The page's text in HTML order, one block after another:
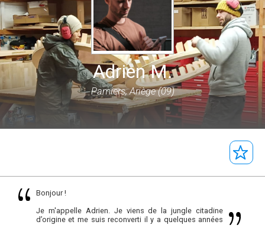
Adrien M.
Pamiers, Ariège (09)
Bonjour !
Je m'appelle Adrien. Je viens de la jungle citadine
d’origine et me suis reconverti il y a quelques années